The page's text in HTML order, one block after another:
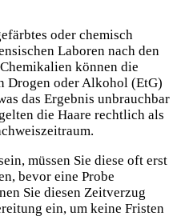
oder chemisch
Laboren nach den
können die
Drogen oder Alkohol (EtG)
das Ergebnis unbrauchbar
die Haare rechtlich als
müssen Sie diese oft erst
bevor eine Probe
Sie diesen Zeitverzug
ein, um keine Fristen